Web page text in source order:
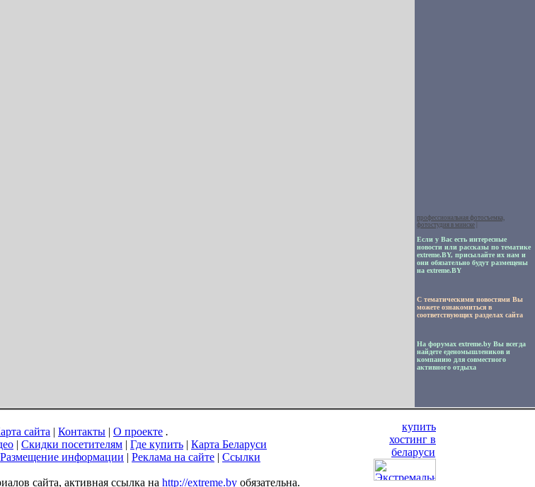
профессиональная фотосъемка,
фотостудия в минске
Если у Вас есть интересные
новости или рассказы по тематике
extreme.BY, присылайте их нам и
они обязательно будут размещены
на extreme.BY
С тематическими новостями Вы
можете ознакомиться в
соответствующих разделах сайта
На форумах extreme.by Вы всегда
найдете еденомышлеников и
компанию для совместного
активного отдыха
сайта | Контакты | О проекте .
| Скидки посетителям | Где купить | Карта Беларуси
Размещение информации | Реклама на сайте | Ссылки
сайта, активная ссылка на http://extreme.by обязательна.
купить
хостинг в
беларуси